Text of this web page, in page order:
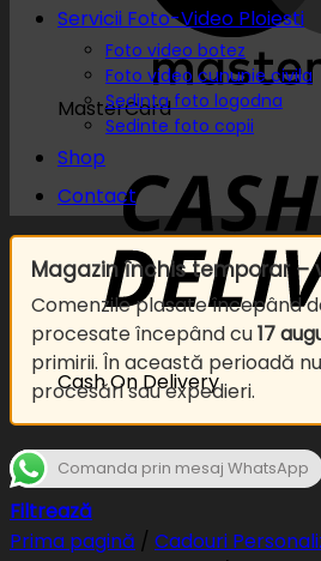
MasterCard
Cash On Delivery
Servicii Foto-Video Ploiesti
Foto video botez
Foto video cununie civila
Sedinta foto logodna
Sedinte foto copii
Shop
Contact
Magazin închis temporar –
Comenzile plasate începând
procesate începând cu17
primirii. În această perioadă
procesări sau expedieri.
Comanda prin mesaj WhatsApp
Filtrează
Prima pagină / Cadouri